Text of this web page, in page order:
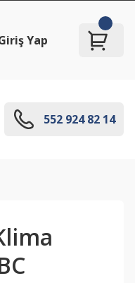
Yap
552 924 82 14